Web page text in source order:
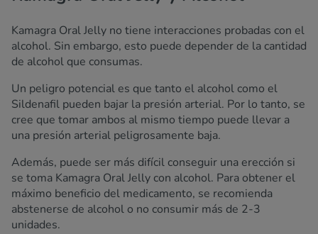
Kamagra Oral Jelly no tiene interacciones probadas con el
alcohol. Sin embargo, esto puede depender de la cantidad
de alcohol que consumas.
Un peligro potencial es que tanto el alcohol como el
Sildenafil pueden bajar la presión arterial. Por lo tanto, se
cree que tomar ambos al mismo tiempo puede llevar a
una presión arterial peligrosamente baja.
Además, puede ser más difícil conseguir una erección si
se toma Kamagra Oral Jelly con alcohol. Para obtener el
máximo beneficio del medicamento, se recomienda
abstenerse de alcohol o no consumir más de 2-3
unidades.